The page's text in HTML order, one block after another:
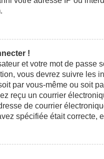
!
et votre mot de
vous devrez suivre
par vous-même ou soit
reçu un courrier
de courrier
spécifiée était correcte,